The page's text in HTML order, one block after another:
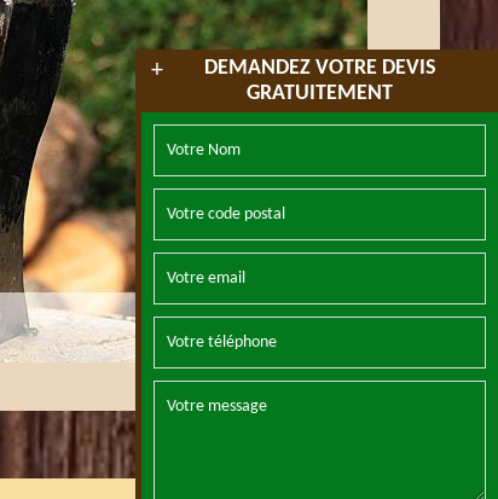
+
DEMANDEZ VOTRE DEVIS
GRATUITEMENT